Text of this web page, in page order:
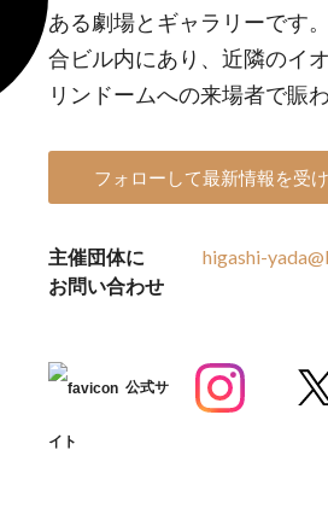
ある劇場とギャラリーです
合ビル内にあり、近隣のイ
リンドームへの来場者で賑
フォローして最新情報を受
主催団体に
お問い合わせ
higashi-
公式サ
イト